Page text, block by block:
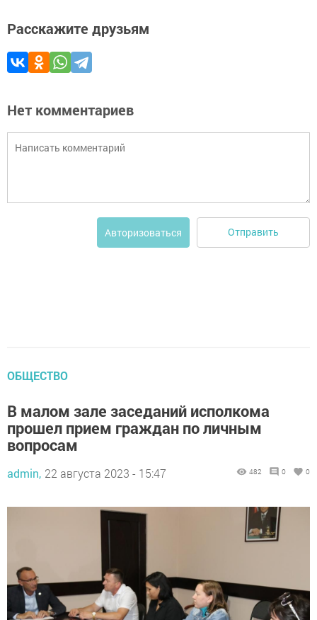
Расскажите друзьям
Нет комментариев
Авторизоваться Отправить
ОБЩЕСТВО
В малом зале заседаний исполкома
прошел прием граждан по личным
вопросам
admin, 22 августа 2023 - 15:47 482 0 0